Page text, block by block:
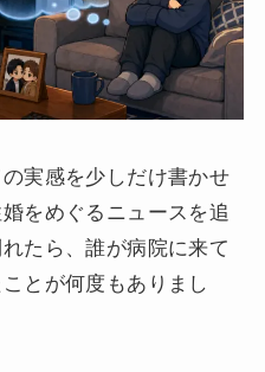
実感を少しだけ書かせ
をめぐるニュースを追
たら、誰が病院に来て
とが何度もありまし